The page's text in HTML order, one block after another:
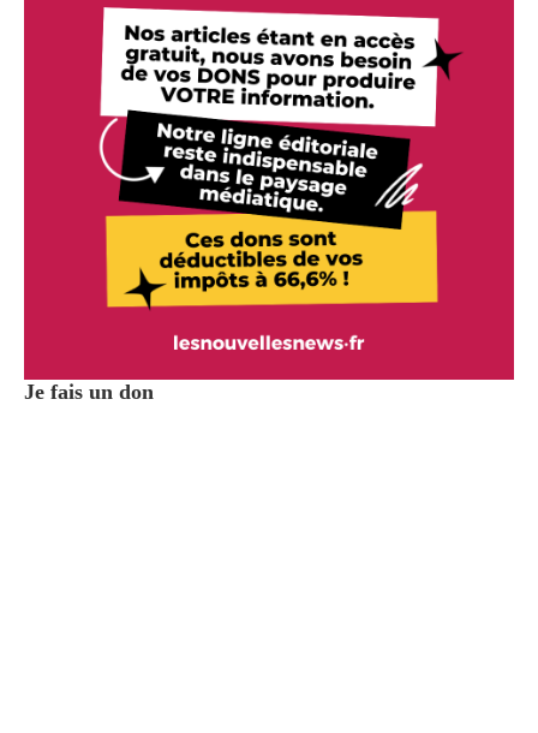
Je fais un don